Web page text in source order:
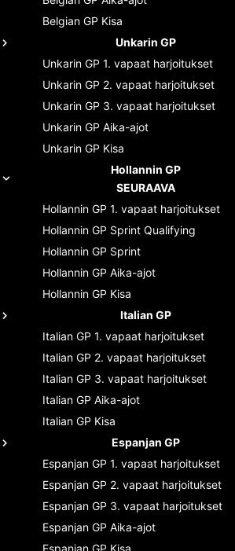
Belgian GP Kisa
Unkarin GP
Unkarin GP 1. vapaat harjoitukset
Unkarin GP 2. vapaat harjoitukset
Unkarin GP 3. vapaat harjoitukset
Unkarin GP Aika-ajot
Unkarin GP Kisa
Hollannin GP
SEURAAVA
Hollannin GP 1. vapaat harjoitukset
Hollannin GP Sprint Qualifying
Hollannin GP Sprint
Hollannin GP Aika-ajot
Hollannin GP Kisa
Italian GP
Italian GP 1. vapaat harjoitukset
Italian GP 2. vapaat harjoitukset
Italian GP 3. vapaat harjoitukset
Italian GP Aika-ajot
Italian GP Kisa
Espanjan GP
Espanjan GP 1. vapaat harjoitukset
Espanjan GP 2. vapaat harjoitukset
Espanjan GP 3. vapaat harjoitukset
Espanjan GP Aika-ajot
Espanjan GP Kisa